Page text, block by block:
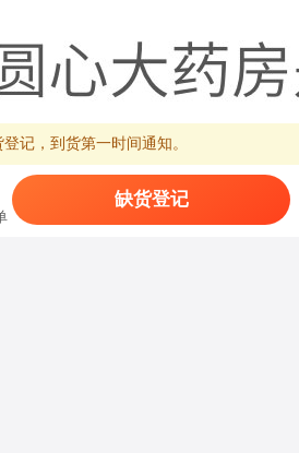
记，到货第一时间通知。
缺货登记